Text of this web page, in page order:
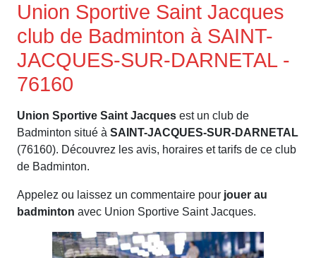
Union Sportive Saint Jacques
club de Badminton à SAINT-
JACQUES-SUR-DARNETAL -
76160
Union Sportive Saint Jacques est un club de
Badminton situé à SAINT-JACQUES-SUR-DARNETAL
(76160). Découvrez les avis, horaires et tarifs de ce club
de Badminton.
Appelez ou laissez un commentaire pour jouer au
badminton avec Union Sportive Saint Jacques.